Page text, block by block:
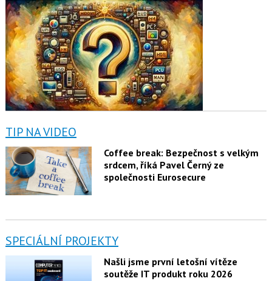
TIP NA VIDEO
Coffee break: Bezpečnost s velkým
srdcem, říká Pavel Černý ze
společnosti Eurosecure
SPECIÁLNÍ PROJEKTY
Našli jsme první letošní vítěze
soutěže IT produkt roku 2026